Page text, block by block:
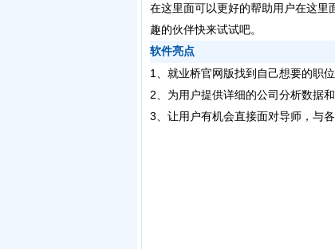
在这里面可以更好的帮助用户在这里
趣的伙伴快来试试吧。
软件亮点
1、就业桥官网版找到自己想要的职
2、为用户提供详细的公司分析数据
3、让用户有机会直接面对导师，与